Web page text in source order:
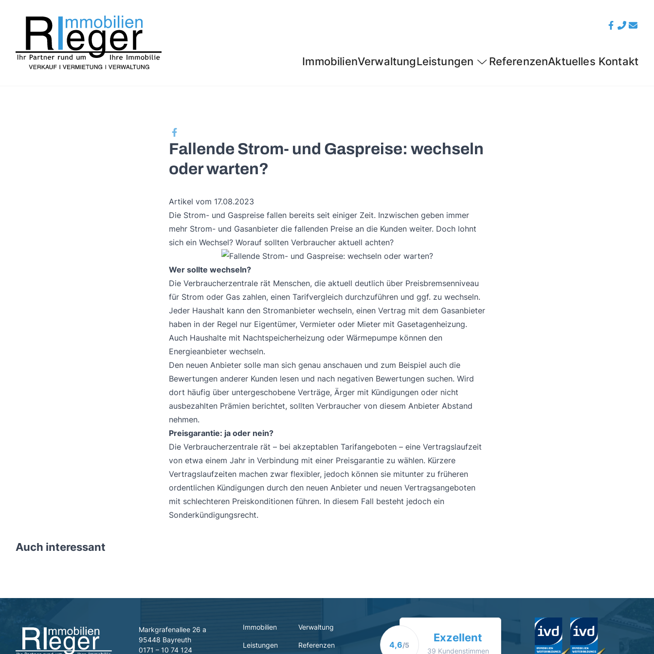
ImmobilienVerwaltungLeistungen ReferenzenAktuelles Kontakt
Fallende Strom- und Gaspreise: wechseln
oder warten?
Artikel vom 17.08.2023
Die Strom- und Gaspreise fallen bereits seit einiger Zeit. Inzwischen geben immer
mehr Strom- und Gasanbieter die fallenden Preise an die Kunden weiter. Doch lohnt
sich ein Wechsel? Worauf sollten Verbraucher aktuell achten?
Wer sollte wechseln?
Die Verbraucherzentrale rät Menschen, die aktuell deutlich über Preisbremsenniveau
für Strom oder Gas zahlen, einen Tarifvergleich durchzuführen und ggf. zu wechseln.
Jeder Haushalt kann den Stromanbieter wechseln, einen Vertrag mit dem Gasanbieter
haben in der Regel nur Eigentümer, Vermieter oder Mieter mit Gasetagenheizung.
Auch Haushalte mit Nachtspeicherheizung oder Wärmepumpe können den
Energieanbieter wechseln.
Den neuen Anbieter solle man sich genau anschauen und zum Beispiel auch die
Bewertungen anderer Kunden lesen und nach negativen Bewertungen suchen. Wird
dort häufig über untergeschobene Verträge, Ärger mit Kündigungen oder nicht
ausbezahlten Prämien berichtet, sollten Verbraucher von diesem Anbieter Abstand
nehmen.
Preisgarantie: ja oder nein?
Die Verbraucherzentrale rät – bei akzeptablen Tarifangeboten – eine Vertragslaufzeit
von etwa einem Jahr in Verbindung mit einer Preisgarantie zu wählen. Kürzere
Vertragslaufzeiten machen zwar flexibler, jedoch können sie mitunter zu früheren
ordentlichen Kündigungen durch den neuen Anbieter und neuen Vertragsangeboten
mit schlechteren Preiskonditionen führen. In diesem Fall besteht jedoch ein
Sonderkündigungsrecht.
Auch interessant
Markgrafenallee 26 a
95448 Bayreuth
0171 – 10 74 124
Immobilien Verwaltung
Leistungen Referenzen 4,6/5
Exzellent
39 Kundenstimmen